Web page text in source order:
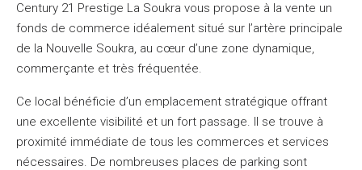
Century 21 Prestige La Soukra vous propose à la vente un
fonds de commerce idéalement situé sur l’artère principale
de la Nouvelle Soukra, au cœur d’une zone dynamique,
commerçante et très fréquentée.
Ce local bénéficie d’un emplacement stratégique offrant
une excellente visibilité et un fort passage. Il se trouve à
proximité immédiate de tous les commerces et services
nécessaires. De nombreuses places de parking sont